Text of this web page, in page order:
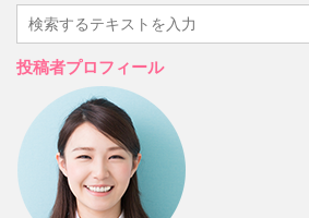
投稿者プロフィール